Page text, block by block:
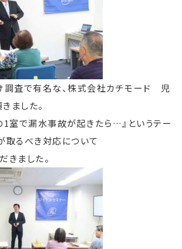
調査で有名な、株式会社カチモード 児
ました。
1室で漏水事故が起きたら…』というテー
取るべき対応について
きました。